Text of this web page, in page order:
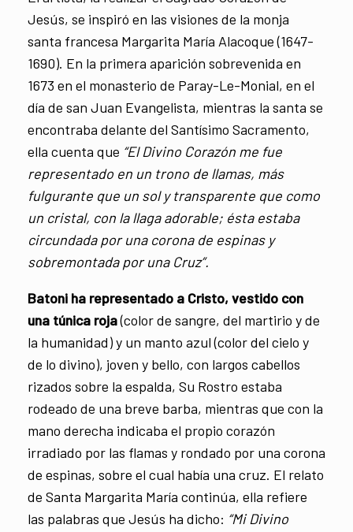
Jesús, se inspiró en las visiones de la monja
santa francesa Margarita María Alacoque (1647-
1690). En la primera aparición sobrevenida en
1673 en el monasterio de Paray-Le-Monial, en el
día de san Juan Evangelista, mientras la santa se
encontraba delante del Santísimo Sacramento,
ella cuenta que “El Divino Corazón me fue
representado en un trono de llamas, más
fulgurante que un sol y transparente que como
un cristal, con la llaga adorable; ésta estaba
circundada por una corona de espinas y
sobremontada por una Cruz”.
Batoni ha representado a Cristo, vestido con
una túnica roja(color de sangre, del martirio y de
la humanidad) y un manto azul (color del cielo y
de lo divino), joven y bello, con largos cabellos
rizados sobre la espalda, Su Rostro estaba
rodeado de una breve barba, mientras que con la
mano derecha indicaba el propio corazón
irradiado por las flamas y rondado por una corona
de espinas, sobre el cual había una cruz. El relato
de Santa Margarita María continúa, ella refiere
las palabras que Jesús ha dicho: “Mi Divino